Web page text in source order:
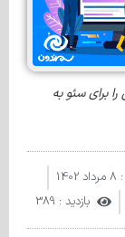
برای سئو به
8 مرداد 1402
بازدید : 389